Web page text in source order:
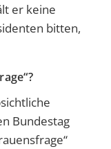
er keine
bitten,
Bundestag